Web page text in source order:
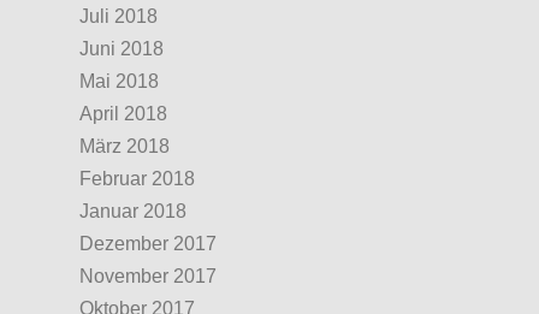
Juli 2018
Juni 2018
Mai 2018
April 2018
März 2018
Februar 2018
Januar 2018
Dezember 2017
November 2017
Oktober 2017